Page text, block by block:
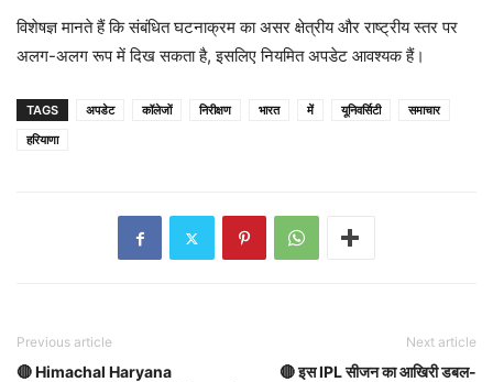
विशेषज्ञ मानते हैं कि संबंधित घटनाक्रम का असर क्षेत्रीय और राष्ट्रीय स्तर पर
अलग-अलग रूप में दिख सकता है, इसलिए नियमित अपडेट आवश्यक हैं।
TAGS अपडेट कॉलेजों निरीक्षण भारत में यूनिवर्सिटी
समाचार
हरियाणा
Previous article
🔴 Himachal Haryana
Next article
🔴 इस IPL सीजन का आखिरी डबल-